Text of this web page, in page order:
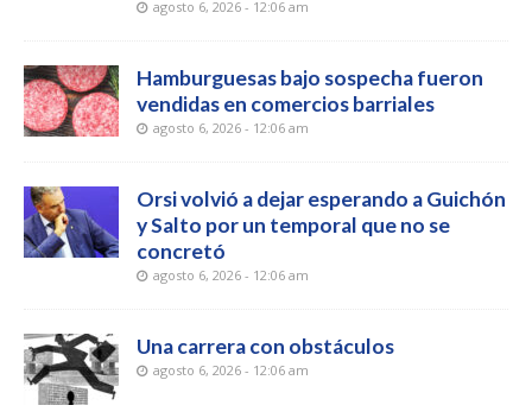
agosto 6, 2026 - 12:06 am
Hamburguesas bajo sospecha fueron
vendidas en comercios barriales
agosto 6, 2026 - 12:06 am
Orsi volvió a dejar esperando a Guichón
y Salto por un temporal que no se
concretó
agosto 6, 2026 - 12:06 am
Una carrera con obstáculos
agosto 6, 2026 - 12:06 am